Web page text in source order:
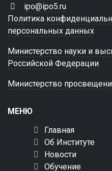
ipo@ipo5.ru
Политика
персональных данных
Министерство науки и
Российской Федерации
Министерство
МЕНЮ
Главная
Об Институте
Новости
Обучение